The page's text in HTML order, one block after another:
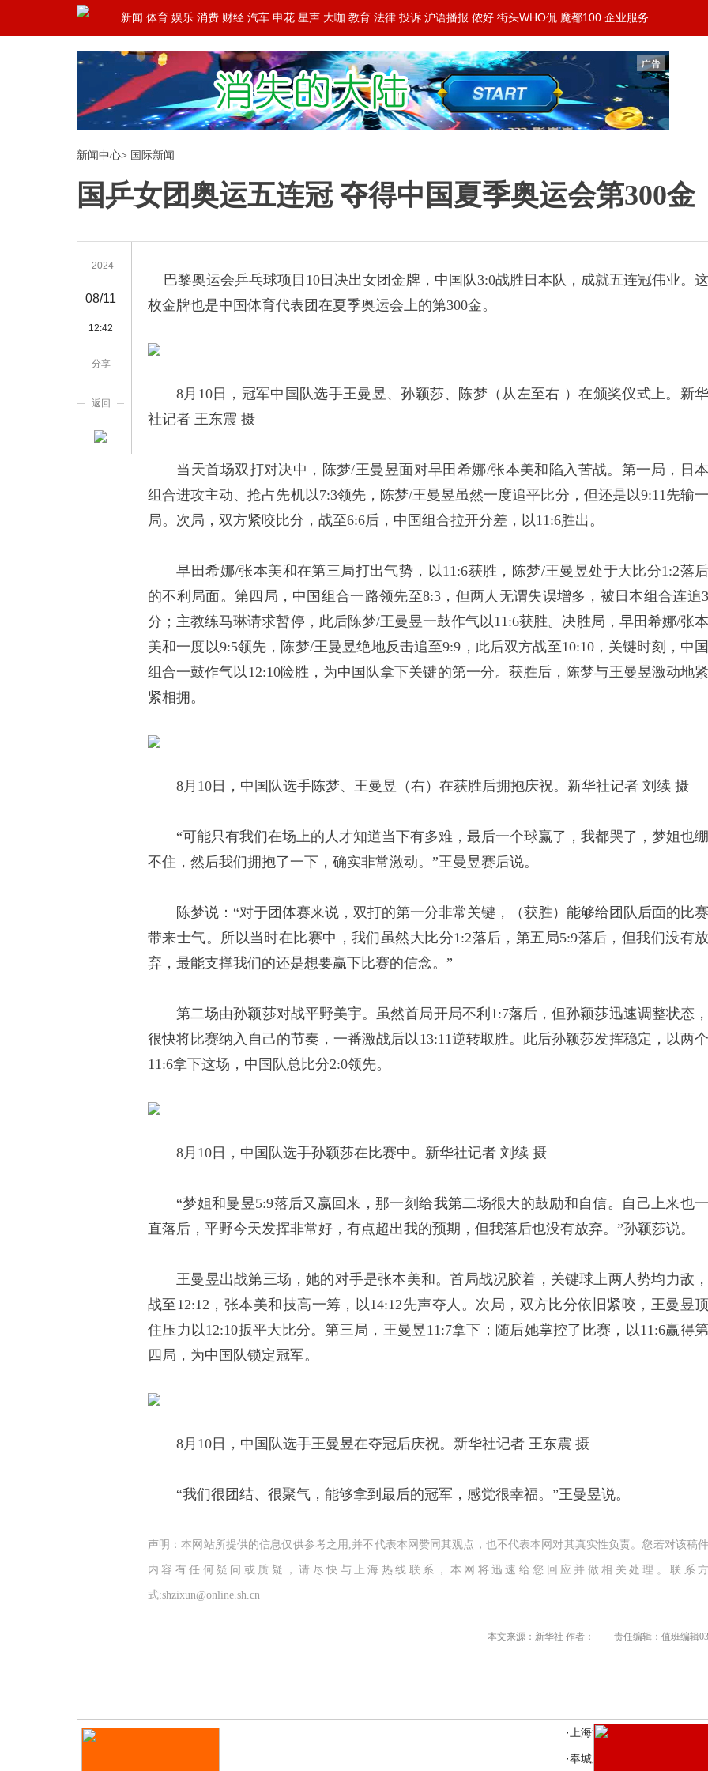
新闻 体育 娱乐 消费 财经 汽车 申花 星声 大咖 教育 法律 投诉 沪语播报 侬好 街头WHO侃 魔都100 企业服务
新闻中心> 国际新闻
国乒女团奥运五连冠 夺得中国夏季奥运会第300金
2024
08/11
12:42
分享
返回
巴黎奥运会乒乓球项目10日决出女团金牌，中国队3:0战胜日本队，成就五连冠伟业。这
枚金牌也是中国体育代表团在夏季奥运会上的第300金。
8月10日，冠军中国队选手王曼昱、孙颖莎、陈梦（从左至右 ）在颁奖仪式上。新华
社记者 王东震 摄
当天首场双打对决中，陈梦/王曼昱面对早田希娜/张本美和陷入苦战。第一局，日本
组合进攻主动、抢占先机以7:3领先，陈梦/王曼昱虽然一度追平比分，但还是以9:11先输一
局。次局，双方紧咬比分，战至6:6后，中国组合拉开分差，以11:6胜出。
早田希娜/张本美和在第三局打出气势，以11:6获胜，陈梦/王曼昱处于大比分1:2落后
的不利局面。第四局，中国组合一路领先至8:3，但两人无谓失误增多，被日本组合连追3
分；主教练马琳请求暂停，此后陈梦/王曼昱一鼓作气以11:6获胜。决胜局，早田希娜/张本
美和一度以9:5领先，陈梦/王曼昱绝地反击追至9:9，此后双方战至10:10，关键时刻，中国
组合一鼓作气以12:10险胜，为中国队拿下关键的第一分。获胜后，陈梦与王曼昱激动地紧
紧相拥。
8月10日，中国队选手陈梦、王曼昱（右）在获胜后拥抱庆祝。新华社记者 刘续 摄
“可能只有我们在场上的人才知道当下有多难，最后一个球赢了，我都哭了，梦姐也绷
不住，然后我们拥抱了一下，确实非常激动。”王曼昱赛后说。
陈梦说：“对于团体赛来说，双打的第一分非常关键，（获胜）能够给团队后面的比赛
带来士气。所以当时在比赛中，我们虽然大比分1:2落后，第五局5:9落后，但我们没有放
弃，最能支撑我们的还是想要赢下比赛的信念。”
第二场由孙颖莎对战平野美宇。虽然首局开局不利1:7落后，但孙颖莎迅速调整状态，
很快将比赛纳入自己的节奏，一番激战后以13:11逆转取胜。此后孙颖莎发挥稳定，以两个
11:6拿下这场，中国队总比分2:0领先。
8月10日，中国队选手孙颖莎在比赛中。新华社记者 刘续 摄
“梦姐和曼昱5:9落后又赢回来，那一刻给我第二场很大的鼓励和自信。自己上来也一
直落后，平野今天发挥非常好，有点超出我的预期，但我落后也没有放弃。”孙颖莎说。
王曼昱出战第三场，她的对手是张本美和。首局战况胶着，关键球上两人势均力敌，
战至12:12，张本美和技高一筹，以14:12先声夺人。次局，双方比分依旧紧咬，王曼昱顶
住压力以12:10扳平大比分。第三局，王曼昱11:7拿下；随后她掌控了比赛，以11:6赢得第
四局，为中国队锁定冠军。
8月10日，中国队选手王曼昱在夺冠后庆祝。新华社记者 王东震 摄
“我们很团结、很聚气，能够拿到最后的冠军，感觉很幸福。”王曼昱说。
声明：本网站所提供的信息仅供参考之用,并不代表本网赞同其观点，也不代表本网对其真实性负责。您若对该稿件
内容有任何疑问或质疑，请尽快与上海热线联系，本网将迅速给您回应并做相关处理。联系方
式:shzixun@online.sh.cn
本文来源：新华社 作者： 责任编辑：值班编辑03
·上海警方抓捕5人团伙 平均
才20岁
·奉城这一项目主体结构全面封